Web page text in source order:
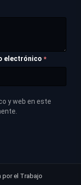
electrónico *
y web en este
por el Trabajo